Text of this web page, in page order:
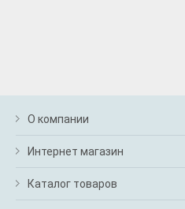
О компании
Интернет магазин
Каталог товаров